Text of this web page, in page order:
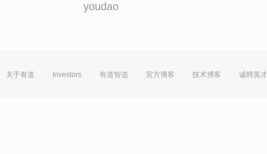
youdao
关于有道 Investors 有道智选 官方博客 技术博客 诚聘英才